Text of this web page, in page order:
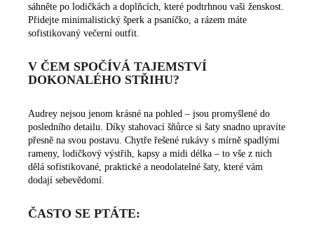
sáhněte po lodičkách a doplňcích, které podtrhnou vaši ženskost.
Přidejte minimalistický šperk a psaníčko, a rázem máte
sofistikovaný večerní outfit.
V ČEM SPOČÍVÁ TAJEMSTVÍ
DOKONALÉHO STŘIHU?
Audrey nejsou jenom krásné na pohled – jsou promyšlené do
posledního detailu. Díky stahovací šňůrce si šaty snadno upravíte
přesně na svou postavu. Chytře řešené rukávy s mírně spadlými
rameny, lodičkový výstřih, kapsy a midi délka – to vše z nich
dělá sofistikované, praktické a neodolatelné šaty, které vám
dodají sebevědomí.
ČASTO SE PTÁTE: